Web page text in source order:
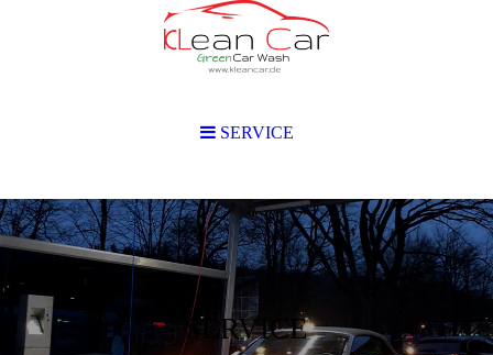
SERVICE
SERVICE